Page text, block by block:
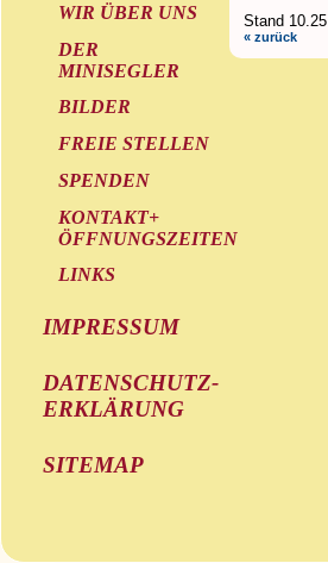
WIR ÜBER UNS
DER
MINISEGLER
BILDER
FREIE STELLEN
SPENDEN
KONTAKT+
ÖFFNUNGSZEITEN
LINKS
IMPRESSUM
DATENSCHUTZ-
ERKLÄRUNG
SITEMAP
Stand 10.25
« zurück